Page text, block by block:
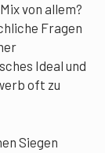
von allem?
Fragen
Ideal und
oft zu
Siegen